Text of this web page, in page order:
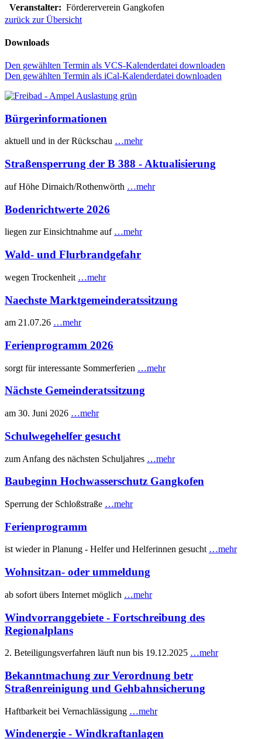
Veranstalter: Fördererverein Gangkofen
zurück zur Übersicht
Downloads
Den gewählten Termin als VCS-Kalenderdatei downloaden
Den gewählten Termin als iCal-Kalenderdatei downloaden
Bürgerinformationen
aktuell und in der Rückschau …mehr
Straßensperrung der B 388 - Aktualisierung
auf Höhe Dirnaich/Rothenwörth …mehr
Bodenrichtwerte 2026
liegen zur Einsichtnahme auf …mehr
Wald- und Flurbrandgefahr
wegen Trockenheit …mehr
Naechste Marktgemeinderatssitzung
am 21.07.26 …mehr
Ferienprogramm 2026
sorgt für interessante Sommerferien …mehr
Nächste Gemeinderatssitzung
am 30. Juni 2026 …mehr
Schulwegehelfer gesucht
zum Anfang des nächsten Schuljahres …mehr
Baubeginn Hochwasserschutz Gangkofen
Sperrung der Schloßstraße …mehr
Ferienprogramm
ist wieder in Planung - Helfer und Helferinnen gesucht …mehr
Wohnsitzan- oder ummeldung
ab sofort übers Internet möglich …mehr
Windvorranggebiete - Fortschreibung des
Regionalplans
2. Beteiligungsverfahren läuft nun bis 19.12.2025 …mehr
Bekanntmachung zur Verordnung betr
Straßenreinigung und Gehbahnsicherung
Haftbarkeit bei Vernachlässigung …mehr
Windenergie - Windkraftanlagen